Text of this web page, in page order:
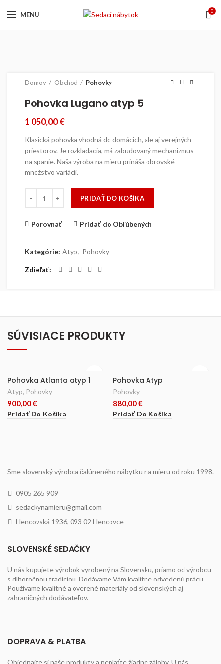
MENU 0
Domov Obchod Pohovky
Pohovka Lugano atyp 5
1 050,00€
Klasická pohovka vhodná do domácich, ale aj verejných
priestorov. Je rozkladacia, má zabudovaný mechanizmus
na spanie. Naša výroba na mieru prináša obrovské
množstvo variácií.
množstvo Pohovka Lugano atyp 5
PRIDAŤ DO KOŠÍKA
Porovnať Pridať do Obľúbených
Kategórie: Atyp, Pohovky
Zdieľať
SÚVISIACE PRODUKTY
Pohovka Atlanta atyp 1
Atyp, Pohovky
900,00€
Pridať Do Košíka
Pohovka Atyp
Pohovky
880,00€
Pridať Do Košíka
Sme slovenský výrobca čalúneného nábytku na mieru od roku 1998.
0905 265 909
sedackynamieru@gmail.com
Hencovská 1936, 093 02 Hencovce
SLOVENSKÉ SEDAČKY
U nás kupujete výrobok vyrobený na Slovensku, priamo od výrobcu
s dlhoročnou tradíciou. Dodávame Vám kvalitne odvedenú prácu.
Používame kvalitné a overené materiály od slovenských aj
zahraničných dodávateľov.
DOPRAVA & PLATBA
Objednajte si naše produkty a neplaťte žiadne zálohy. U nás